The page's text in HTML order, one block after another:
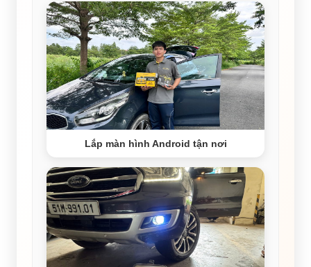
Lắp màn hình Android tận nơi